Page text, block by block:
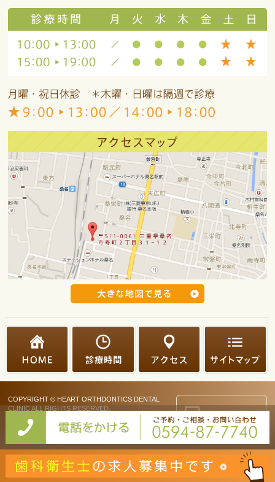
COPYRIGHT © HEART ORTHDONTICS DENTAL
CLINIC ALL RIGHTS RESERVED.